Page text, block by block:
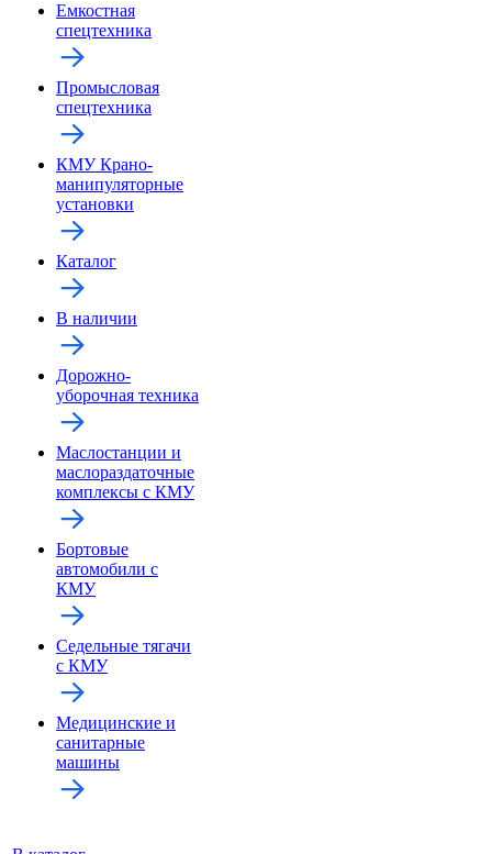
Емкостная
спецтехника
Промысловая
спецтехника
КМУ Крано-
манипуляторные
установки
Каталог
В наличии
Дорожно-
уборочная техника
Маслостанции и
маслораздаточные
комплексы с КМУ
Бортовые
автомобили с
КМУ
Седельные тягачи
с КМУ
Медицинские и
санитарные
машины